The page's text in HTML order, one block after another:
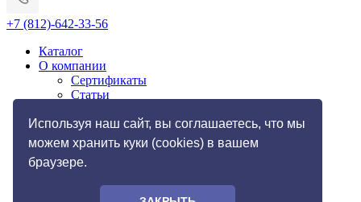
Используя наш сайт, вы соглашаетесь, что мы
можем хранить куки (cookies) в вашем
браузере.
+7 (812)-642-33-56
Каталог
О компании
Сертификаты
Статьи
Импортозамещение
Услуги
Резьбонакатные работы
Токарные работы по металлу